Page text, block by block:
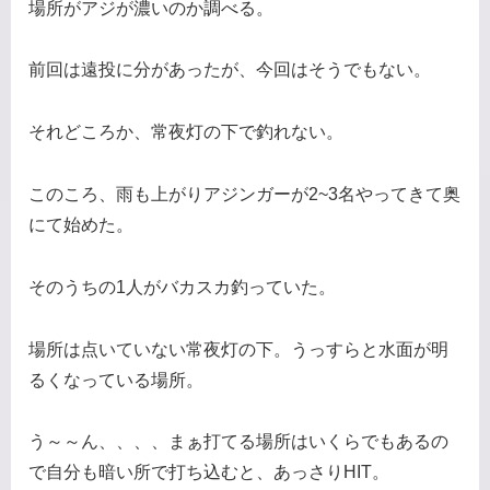
場所がアジが濃いのか調べる。
前回は遠投に分があったが、今回はそうでもない。
それどころか、常夜灯の下で釣れない。
このころ、雨も上がりアジンガーが2~3名やってきて奥
にて始めた。
そのうちの1人がバカスカ釣っていた。
場所は点いていない常夜灯の下。うっすらと水面が明
るくなっている場所。
う～～ん、、、、まぁ打てる場所はいくらでもあるの
で自分も暗い所で打ち込むと、あっさりHIT。